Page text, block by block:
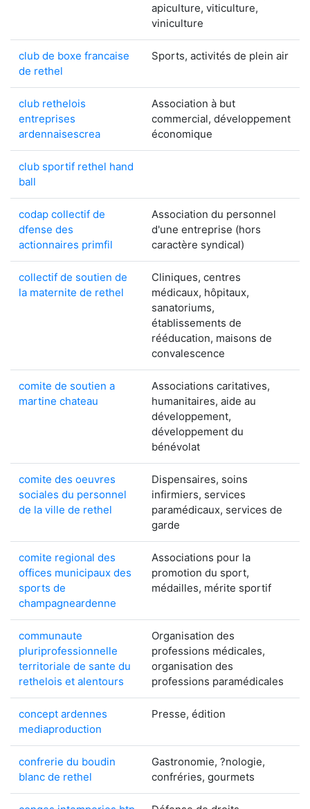
apiculture, viticulture,
viniculture
club de boxe francaise
de rethel
Sports, activités de plein air
club rethelois
entreprises
ardennaisescrea
Association à but
commercial, développement
économique
club sportif rethel hand
ball
codap collectif de
dfense des
actionnaires primfil
Association du personnel
d'une entreprise (hors
caractère syndical)
collectif de soutien de
la maternite de rethel
Cliniques, centres
médicaux, hôpitaux,
sanatoriums,
établissements de
rééducation, maisons de
convalescence
comite de soutien a
martine chateau
Associations caritatives,
humanitaires, aide au
développement,
développement du
bénévolat
comite des oeuvres
sociales du personnel
de la ville de rethel
Dispensaires, soins
infirmiers, services
paramédicaux, services de
garde
comite regional des
offices municipaux des
sports de
champagneardenne
Associations pour la
promotion du sport,
médailles, mérite sportif
communaute
pluriprofessionnelle
territoriale de sante du
rethelois et alentours
Organisation des
professions médicales,
organisation des
professions paramédicales
concept ardennes
mediaproduction
Presse, édition
confrerie du boudin
blanc de rethel
Gastronomie, ?nologie,
confréries, gourmets